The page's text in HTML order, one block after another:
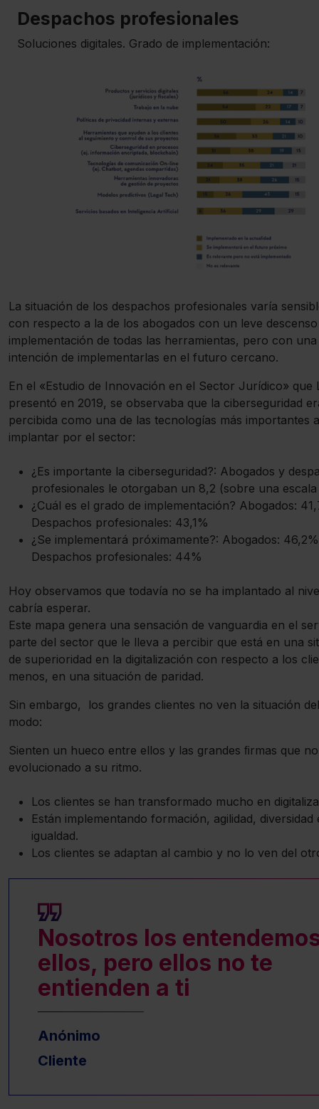
Despachos profesionales
Soluciones digitales. Grado de implementación:
La situación de los despachos profesionales varía
con respecto a la de los abogados con un leve
implementación de todas las herramientas, pero con
intención de implementarlas en el futuro cercano.
En el «Estudio de Innovación en el Sector Jurídico» que
presentó en 2019, se observaba que la ciberseguridad
percibida como una de las tecnologías más importantes a
implantar por el sector:
¿Es importante la ciberseguridad?: Abogados y
profesionales le otorgaban un 8,2 (sobre una escala
¿Cuál es el grado de implementación? Abogados:
Despachos profesionales: 43,1%
¿Se implementará próximamente?: Abogados:
Despachos profesionales: 44%
Hoy observamos que todavía no se ha implantado al
cabría esperar.
Este mapa genera una sensación de vanguardia en el
parte del sector que le lleva a percibir que está en una
de superioridad en la digitalización con respecto a los
menos, en una situación de paridad.
Sin embargo, los grandes clientes no ven la situación
modo:
Sienten un hueco entre ellos y las grandes ﬁrmas que
evolucionado a su ritmo.
Los clientes se han transformado mucho en
Están implementando formación, agilidad, diversidad
igualdad.
Los clientes se adaptan al cambio y no lo ven del
Nosotros los
ellos, pero ellos no te
entienden a ti
Anónimo
Cliente